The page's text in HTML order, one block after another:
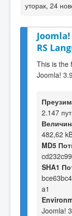
уторак, 24
RS
This is the
Joomla!
2.147
482,62
MD5
SHA1
a1
Joomla!